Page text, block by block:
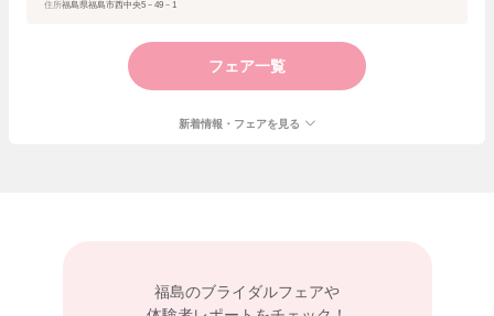
住所福島県福島市西中央5－49－1
フェア一覧
新着情報・フェアを見る
福島のブライダルフェアや